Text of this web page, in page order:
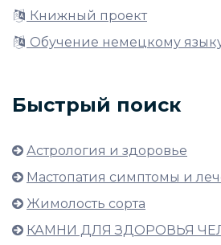
Книжный проект
Обучение немецкому
Быстрый поиск
Астрология и здоровье
Мастопатия симптомы и
Жимолость сорта
КАМНИ ДЛЯ ЗДОРОВЬЯ